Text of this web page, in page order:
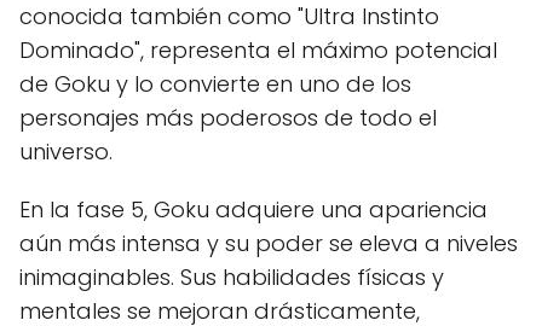
conocida también como "Ultra Instinto
Dominado", representa el máximo potencial
de Goku y lo convierte en uno de los
personajes más poderosos de todo el
universo.
En la fase 5, Goku adquiere una apariencia
aún más intensa y su poder se eleva a niveles
inimaginables. Sus habilidades físicas y
mentales se mejoran drásticamente,